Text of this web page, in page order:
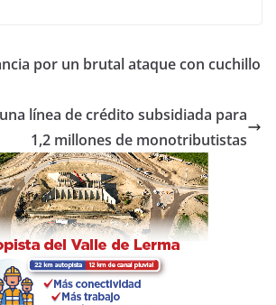
s
p
p
p
tir
por un brutal ataque con cuchillo
línea de crédito subsidiada para
1,2 millones de monotributistas